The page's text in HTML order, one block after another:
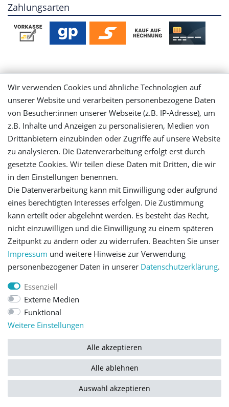
Zahlungsarten
Mein Konto
Login
Registrieren
Versandinformationen
Let's stay connected
Impressum Daten­schutz­erklärung AGB
Barrierefreiheitserklärung
Vertrag widerrufen Kontakt
© Copyright 2026 | Alle Rechte vorbehalten.
Wir verwenden Cookies und ähnliche Technologien auf
unserer Website und verarbeiten personenbezogene Daten
von Besucher:innen unserer Webseite (z.B. IP-Adresse), um
z.B. Inhalte und Anzeigen zu personalisieren, Medien von
Drittanbietern einzubinden oder Zugriffe auf unsere Website
zu analysieren. Die Datenverarbeitung erfolgt erst durch
gesetzte Cookies. Wir teilen diese Daten mit Dritten, die wir
in den Einstellungen benennen.
Die Datenverarbeitung kann mit Einwilligung oder aufgrund
eines berechtigten Interesses erfolgen. Die Zustimmung
kann erteilt oder abgelehnt werden. Es besteht das Recht,
nicht einzuwilligen und die Einwilligung zu einem späteren
Zeitpunkt zu ändern oder zu widerrufen. Beachten Sie unser
Impressum und weitere Hinweise zur Verwendung
personenbezogener Daten in unserer Daten­schutz­erklärung.
Essenziell
Externe Medien
Funktional
Weitere Einstellungen
Alle akzeptieren
Alle ablehnen
Auswahl akzeptieren